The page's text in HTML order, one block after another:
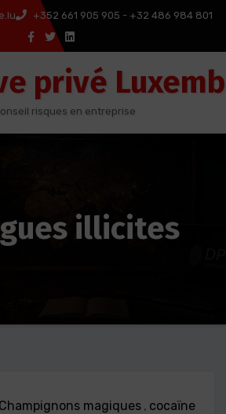
+352 661 905 905 - +32 486 984 801
privé
risques en entreprise
illicites
Champignons magiques , cocaïne